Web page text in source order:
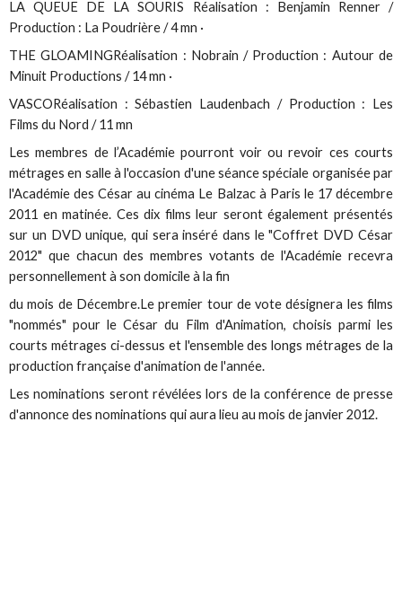
LA QUEUE DE LA SOURIS Réalisation : Benjamin Renner /
Production : La Poudrière / 4 mn ·
THE GLOAMINGRéalisation : Nobrain / Production : Autour de
Minuit Productions / 14 mn ·
VASCORéalisation : Sébastien Laudenbach / Production : Les
Films du Nord / 11 mn
Les membres de l’Académie pourront voir ou revoir ces courts
métrages en salle à l'occasion d'une séance spéciale organisée par
l'Académie des César au cinéma Le Balzac à Paris le 17 décembre
2011 en matinée. Ces dix films leur seront également présentés
sur un DVD unique, qui sera inséré dans le "Coffret DVD César
2012" que chacun des membres votants de l'Académie recevra
personnellement à son domicile à la fin
du mois de Décembre.Le premier tour de vote désignera les films
"nommés" pour le César du Film d'Animation, choisis parmi les
courts métrages ci-dessus et l'ensemble des longs métrages de la
production française d'animation de l'année.
Les nominations seront révélées lors de la conférence de presse
d'annonce des nominations qui aura lieu au mois de janvier 2012.